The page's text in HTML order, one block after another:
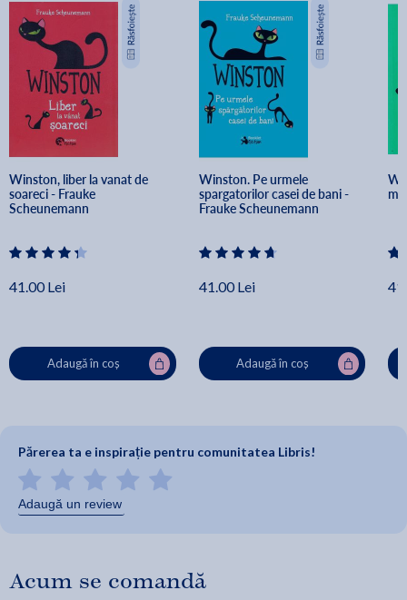
Winston, liber la vanat de
soareci - Frauke
Scheunemann
41.00 Lei
Adaugă în coș
Winston. Pe urmele
spargatorilor casei de bani -
Frauke Scheunemann
41.00 Lei
Adaugă în coș
Părerea ta e inspirație pentru comunitatea Libris!
Adaugă un review
Acum se comandă